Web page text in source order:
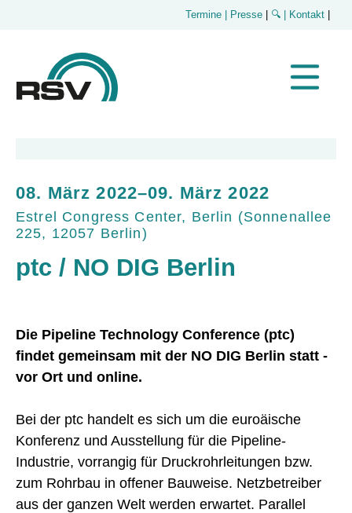
Termine | Presse 🔍 | Kontakt
08. März 2022–09. März 2022
Estrel Congress Center, Berlin (Sonnenallee
225, 12057 Berlin)
ptc / NO DIG Berlin
Die Pipeline Technology Conference (ptc)
findet gemeinsam mit der NO DIG Berlin statt -
vor Ort und online.
Bei der ptc handelt es sich um die euroäische
Konferenz und Ausstellung für die Pipeline-
Industrie, vorrangig für Druckrohrleitungen bzw.
zum Rohrbau in offener Bauweise. Netzbetreiber
aus der ganzen Welt werden erwartet. Parallel